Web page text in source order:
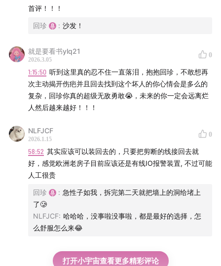
首评！！！
回珍 : 沙发！
就是要看书ylq21
2026.3.05
0
1:15:50 听到这里真的忍不住一直落泪，抱抱回珍，不敢想再
次主动揭开伤疤并且回去找到这个坏人的你心情会是多么的
复杂，回珍你真的超级无敌勇敢😭，未来的你一定会远离烂
人然后越来越好！！！
NLFJCF
2026.1.15
0
58:52 其实应该可以装回去的，只要把剪断的线接回去就
好，感觉欧洲老房子目前应该还是有线IO报警装置, 不过可能
人工很贵
回珍 : 急性子如我，拆完第二天就把墙上的洞给堵上
了🥲
NLFJCF: 哈哈哈，没事啦没事啦，都是最好的选择，怎
么舒服怎么来😂
打开小宇宙查看更多精彩评论